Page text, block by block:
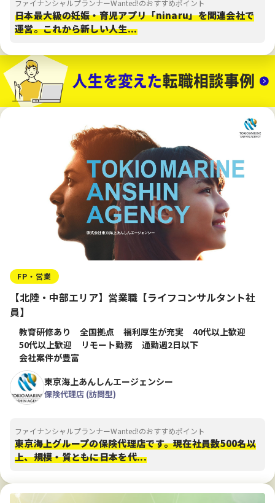
ファイナンシャルプランナーWanted!のおすすめポイント
日本最大級の妊娠・育児アプリ「ninaru」を関連会社で
運営。これから新しい人生...
FP・営業
【北陸・中部エリア】営業職【ライフコンサルタント社
員】
教育研修あり 全国拠点 福利厚生が充実
40代以上歓迎
50代以上歓迎
リモート勤務
通勤週2日以下
会社案件が豊富
東京海上あんしんエージェンシー
保険代理店 (訪問型)
ファイナンシャルプランナーWanted!のおすすめポイント
東京海上グループの保険代理店です。現在社員数500名以
上、規模・質ともに日本を代...